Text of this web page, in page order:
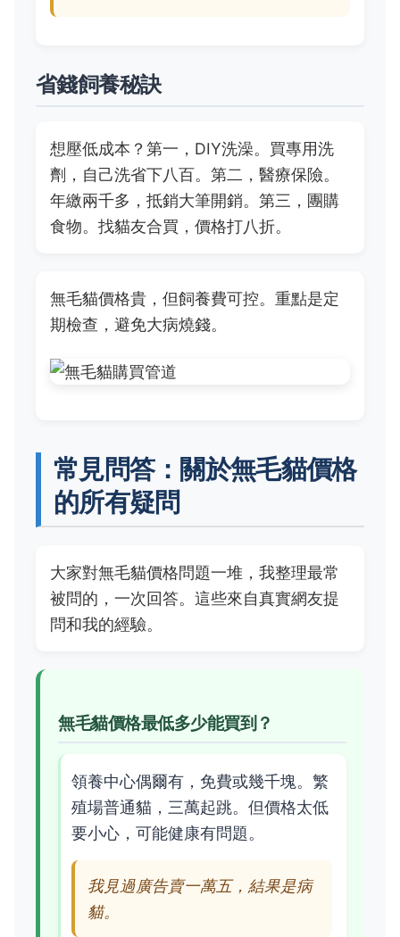
省錢飼養秘訣
想壓低成本？第一，DIY洗澡。買專用洗
劑，自己洗省下八百。第二，醫療保險。
年繳兩千多，抵銷大筆開銷。第三，團購
食物。找貓友合買，價格打八折。
無毛貓價格貴，但飼養費可控。重點是定
期檢查，避免大病燒錢。
常見問答：關於無毛貓價格
的所有疑問
大家對無毛貓價格問題一堆，我整理最常
被問的，一次回答。這些來自真實網友提
問和我的經驗。
無毛貓價格最低多少能買到？
領養中心偶爾有，免費或幾千塊。繁
殖場普通貓，三萬起跳。但價格太低
要小心，可能健康有問題。
我見過廣告賣一萬五，結果是病
貓。